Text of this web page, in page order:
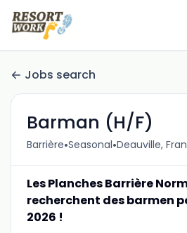
Jobs search
Barman (H/F)
Barrière•Seasonal•Deauville,
Les Planches Barrière
recherchent des barmen
2026 !